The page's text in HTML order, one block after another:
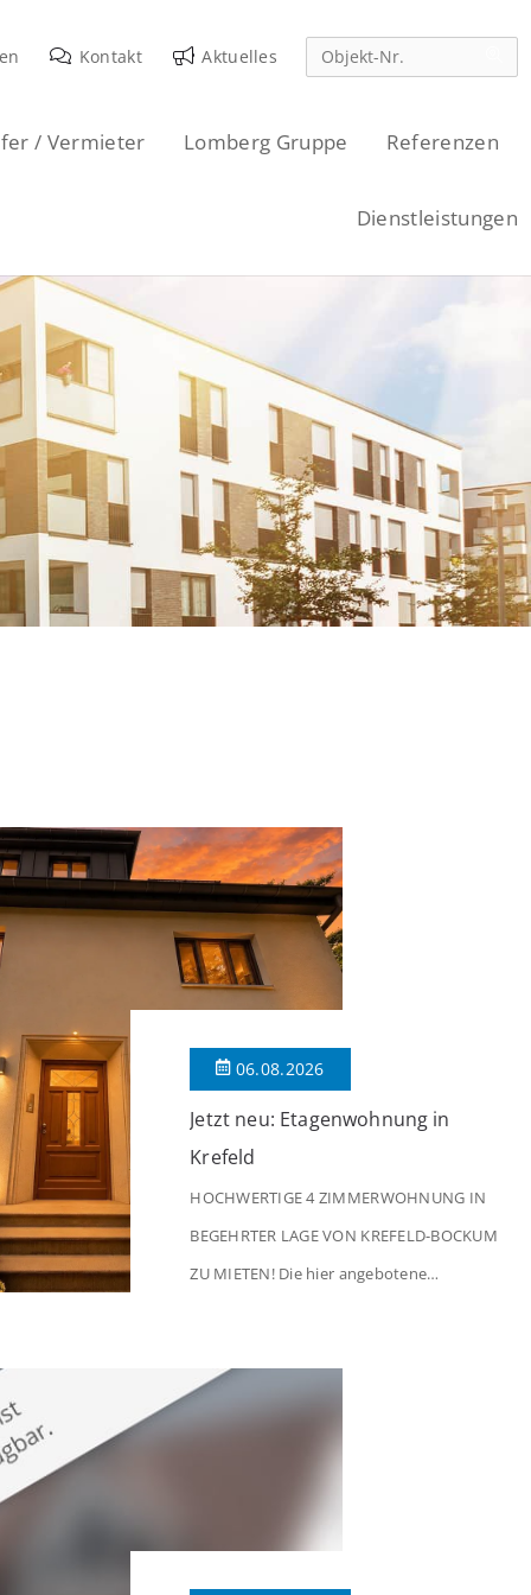
Kontakt Aktuelles
/ Vermieter Lomberg Gruppe Referenzen
Dienstleistungen
06.08.2026
Jetzt neu: Etagenwohnung in
Krefeld
HOCHWERTIGE 4 ZIMMERWOHNUNG IN
BEGEHRTER LAGE VON KREFELD-BOCKUM
ZU MIETEN! Die hier angebotene
in begehrter Wohnlage von Krefeld-Bockum.